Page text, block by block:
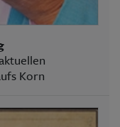
Korn